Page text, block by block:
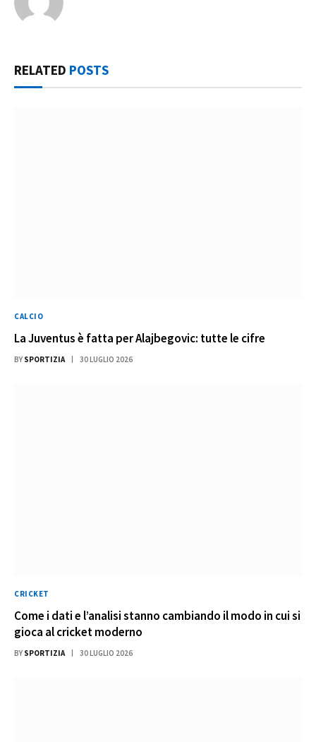
RELATED POSTS
CALCIO
La Juventus è fatta per Alajbegovic: tutte le cifre
BY SPORTIZIA 30 LUGLIO 2026
CRICKET
Come i dati e l’analisi stanno cambiando il modo in cui si
gioca al cricket moderno
BY SPORTIZIA 30 LUGLIO 2026